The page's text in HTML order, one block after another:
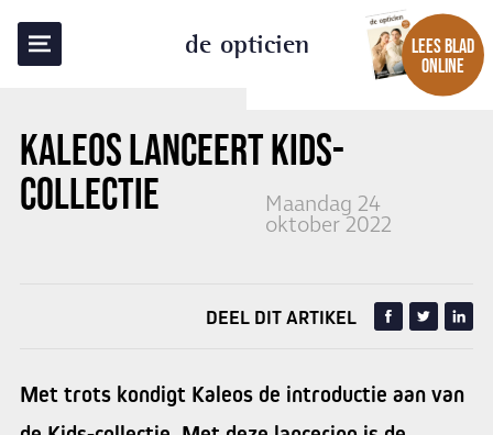
de opticien
LEES BLAD
ONLINE
KALEOS LANCEERT KIDS-
COLLECTIE
Maandag 24
oktober 2022
TERUG NAAR OVERZICHT
DEEL DIT ARTIKEL
Met trots kondigt Kaleos de introductie aan van